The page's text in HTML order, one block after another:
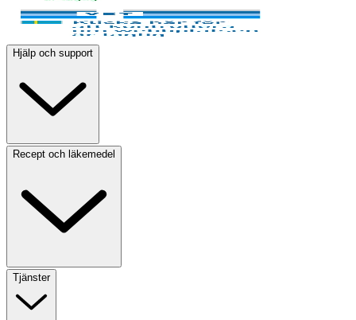
Hjälp och support
Recept och läkemedel
Tjänster